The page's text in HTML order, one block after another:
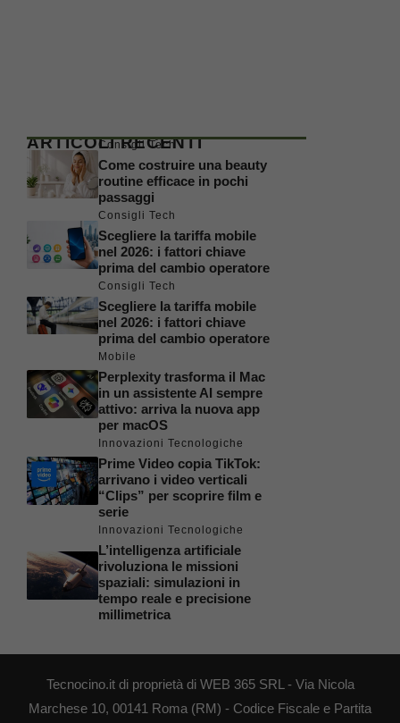
ARTICOLI RECENTI
Consigli Tech
Come costruire una beauty
routine efficace in pochi
passaggi
Consigli Tech
Scegliere la tariffa mobile
nel 2026: i fattori chiave
prima del cambio operatore
Consigli Tech
Scegliere la tariffa mobile
nel 2026: i fattori chiave
prima del cambio operatore
Mobile
Perplexity trasforma il Mac
in un assistente AI sempre
attivo: arriva la nuova app
per macOS
Innovazioni Tecnologiche
Prime Video copia TikTok:
arrivano i video verticali
“Clips” per scoprire film e
serie
Innovazioni Tecnologiche
L’intelligenza artificiale
rivoluziona le missioni
spaziali: simulazioni in
tempo reale e precisione
millimetrica
Tecnocino.it di proprietà di WEB 365 SRL - Via Nicola
Marchese 10, 00141 Roma (RM) - Codice Fiscale e Partita